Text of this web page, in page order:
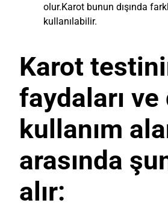
olur.Karot bunun dışında
kullanılabilir.
Karot
faydaları
kullanım
arasında
alır: